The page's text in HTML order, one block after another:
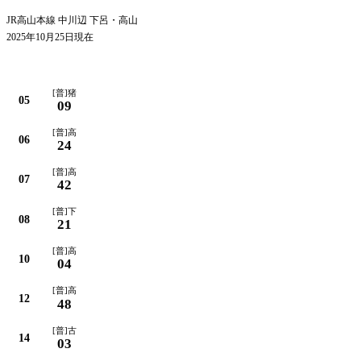
JR高山本線 中川辺 下呂・高山
2025年10月25日現在
05
[普]猪
09
06
[普]高
24
07
[普]高
42
08
[普]下
21
10
[普]高
04
12
[普]高
48
14
[普]古
03